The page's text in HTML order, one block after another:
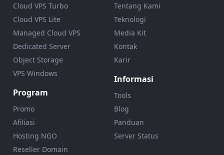
Cloud VPS Turbo
Cloud VPS Lite
Managed Cloud VPS
Dedicated Server
Object Storage
VPS Windows
Program
Promo
Afiliasi
Hosting NGO
Reseller Domain
Tentang Kami
Teknologi
Media Kit
Kontak
Karir
Informasi
Tools
Blog
Panduan
Server Status